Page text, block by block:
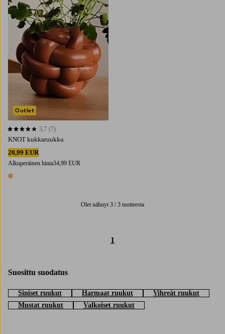
KNOT kukkaruukku
20,99 EUR
Alkuperäinen hinta34,99 EUR
1 väri
3,7 perustuen 7 arvosanaan
3,7 (7)
Outlet
Olet nähnyt 3 / 3 tuotteesta
1
Suosittu suodatus
Siniset ruukut Harmaat ruukut
Vihreät ruukut
Mustat ruukut
Valkoiset ruukut